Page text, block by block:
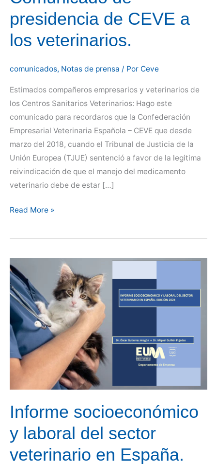
presidencia de CEVE a
los veterinarios.
comunicados, Notas de prensa / Por Ceve
Estimados compañeros empresarios y veterinarios de
los Centros Sanitarios Veterinarios: Hago este
comunicado para recordaros que la Confederación
Empresarial Veterinaria Española – CEVE que desde
marzo del 2018, cuando el Tribunal de Justicia de la
Unión Europea (TJUE) sentenció a favor de la legitima
reivindicación de que el manejo del medicamento
veterinario debe de estar […]
Comunicado
presidencia
CEVE
a
los
veterinarios.
Read More »
Informe socioeconómico
y laboral del sector
veterinario en España.